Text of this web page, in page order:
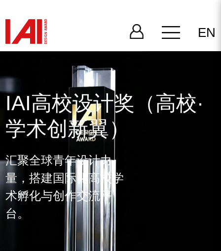
EN
IAI高校设计奖（高校·
学术创新翼）
汇聚全球青年设计力
量，搭建国际化高校学
术孵化与创作交流平
台。